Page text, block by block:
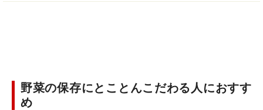
野菜の保存にとことんこだわる人におすす
め